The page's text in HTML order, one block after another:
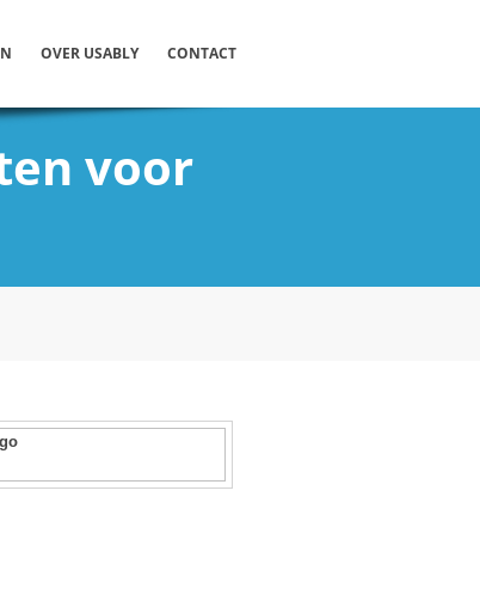
OVER USABLY CONTACT
voor